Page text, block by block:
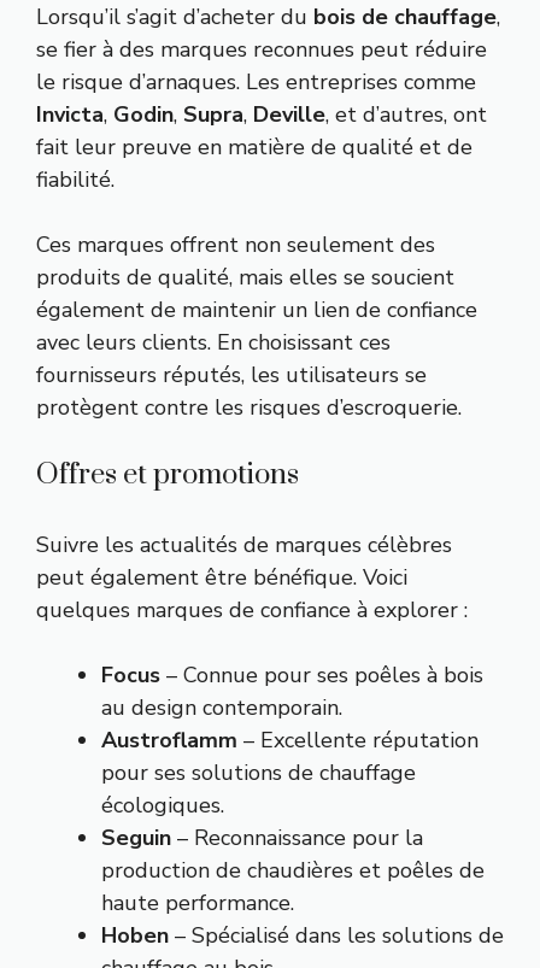
Lorsqu’il s’agit d’acheter du bois de chauffage,
se fier à des marques reconnues peut réduire
le risque d’arnaques. Les entreprises comme
Invicta, Godin, Supra, Deville, et d’autres, ont
fait leur preuve en matière de qualité et de
fiabilité.
Ces marques offrent non seulement des
produits de qualité, mais elles se soucient
également de maintenir un lien de confiance
avec leurs clients. En choisissant ces
fournisseurs réputés, les utilisateurs se
protègent contre les risques d’escroquerie.
Offres et promotions
Suivre les actualités de marques célèbres
peut également être bénéfique. Voici
quelques marques de confiance à explorer :
Focus – Connue pour ses poêles à bois
au design contemporain.
Austroflamm – Excellente réputation
pour ses solutions de chauffage
écologiques.
Seguin – Reconnaissance pour la
production de chaudières et poêles de
haute performance.
Hoben – Spécialisé dans les solutions de